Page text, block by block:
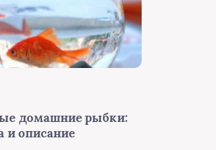
домашние рыбки:
и описание